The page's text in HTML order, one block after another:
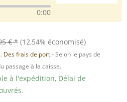
0:00
€ * (12,54% économisé)
Des frais de port.- Selon le pays de
passage à la caisse.
à l'expédition, Délai de